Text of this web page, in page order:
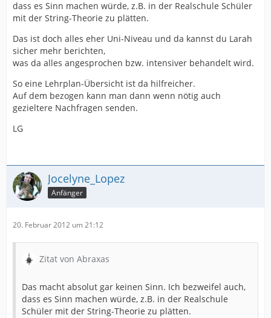
dass es Sinn machen würde, z.B. in der Realschule Schüler
mit der String-Theorie zu plätten.
Das ist doch alles eher Uni-Niveau und da kannst du Larah
sicher mehr berichten,
was da alles angesprochen bzw. intensiver behandelt wird.
So eine Lehrplan-Übersicht ist da hilfreicher.
Auf dem bezogen kann man dann wenn nötig auch
gezieltere Nachfragen senden.
LG
Jocelyne_Lopez
Anfänger
20. Februar 2012 um 21:12
Zitat von Abraxas
Das macht absolut gar keinen Sinn. Ich bezweifel auch,
dass es Sinn machen würde, z.B. in der Realschule
Schüler mit der String-Theorie zu plätten.